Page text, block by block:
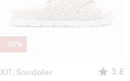
XIT, Sandaler
3.8
-30%